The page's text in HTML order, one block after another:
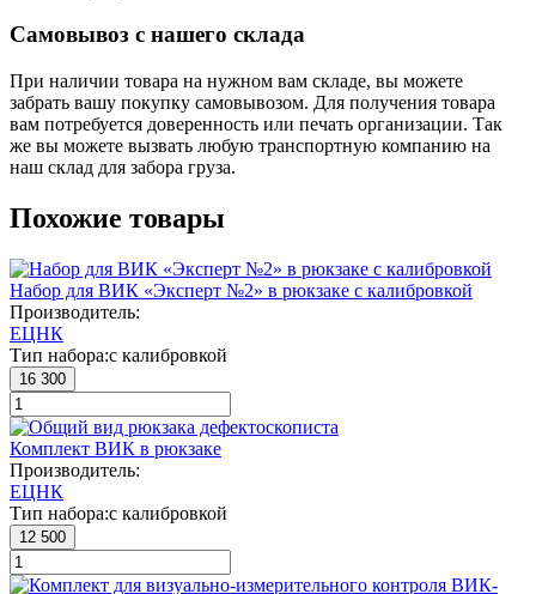
Самовывоз с нашего склада
При наличии товара на нужном вам складе, вы можете
забрать вашу покупку самовывозом. Для получения товара
вам потребуется доверенность или печать организации. Так
же вы можете вызвать любую транспортную компанию на
наш склад для забора груза.
Похожие товары
Набор для ВИК «Эксперт №2» в рюкзаке с калибровкой
Производитель:
ЕЦНК
Тип набора:с калибровкой
16 300
Комплект ВИК в рюкзаке
Производитель:
ЕЦНК
Тип набора:с калибровкой
12 500